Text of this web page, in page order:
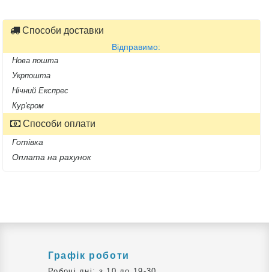
Способи доставки
Відправимо:
Нова пошта
Укрпошта
Нічний Експрес
Кур'єром
Способи оплати
Готівка
Оплата на рахунок
Графік роботи